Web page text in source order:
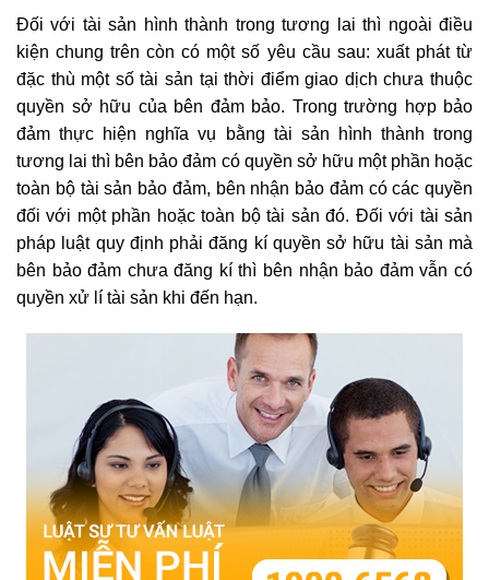
Đối với tài sản hình thành trong tương lai thì ngoài điều
kiện chung trên còn có một số yêu cầu sau: xuất phát từ
đặc thù một số tài sản tại thời điểm giao dịch chưa thuộc
quyền sở hữu của bên đảm bảo. Trong trường hợp bảo
đảm thực hiện nghĩa vụ bằng tài sản hình thành trong
tương lai thì bên bảo đảm có quyền sở hữu một phần hoặc
toàn bộ tài sản bảo đảm, bên nhận bảo đảm có các quyền
đối với một phần hoặc toàn bộ tài sản đó. Đối với tài sản
pháp luật quy định phải đăng kí quyền sở hữu tài sản mà
bên bảo đảm chưa đăng kí thì bên nhận bảo đảm vẫn có
quyền xử lí tài sản khi đến hạn.